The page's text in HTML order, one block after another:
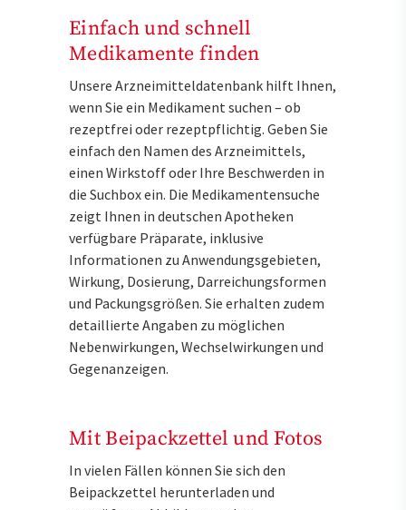
Einfach und schnell
Medikamente finden
Unsere Arzneimitteldatenbank hilft Ihnen,
wenn Sie ein Medikament suchen – ob
rezeptfrei oder rezeptpflichtig. Geben Sie
einfach den Namen des Arzneimittels,
einen Wirkstoff oder Ihre Beschwerden in
die Suchbox ein. Die Medikamentensuche
zeigt Ihnen in deutschen Apotheken
verfügbare Präparate, inklusive
Informationen zu Anwendungsgebieten,
Wirkung, Dosierung, Darreichungsformen
und Packungsgrößen. Sie erhalten zudem
detaillierte Angaben zu möglichen
Nebenwirkungen, Wechselwirkungen und
Gegenanzeigen.
Mit Beipackzettel und Fotos
In vielen Fällen können Sie sich den
Beipackzettel herunterladen und